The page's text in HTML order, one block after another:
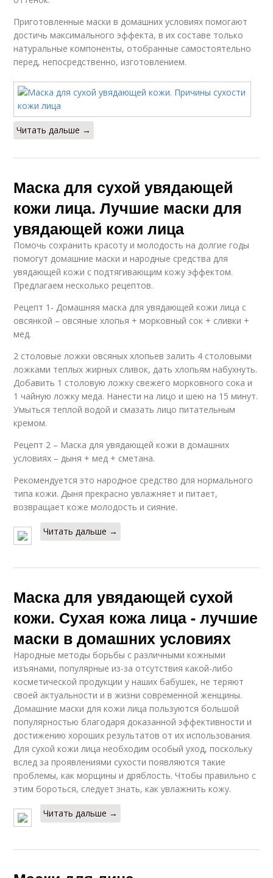
Приготовленные маски в домашних условиях помогают
достичь максимального эффекта, в их составе только
натуральные компоненты, отобранные самостоятельно
перед, непосредственно, изготовлением.
Читать дальше →
Маска для сухой увядающей
кожи лица. Лучшие маски для
увядающей кожи лица
Помочь сохранить красоту и молодость на долгие годы
помогут домашние маски и народные средства для
увядающей кожи с подтягивающим кожу эффектом.
Предлагаем несколько рецептов.
Рецепт 1- Домашняя маска для увядающей кожи лица с
овсянкой – овсяные хлопья + морковный сок + сливки +
мед.
2 столовые ложки овсяных хлопьев залить 4 столовыми
ложками теплых жирных сливок, дать хлопьям набухнуть.
Добавить 1 столовую ложку свежего морковного сока и
1 чайную ложку меда. Нанести на лицо и шею на 15 минут.
Умыться теплой водой и смазать лицо питательным
кремом.
Рецепт 2 – Маска для увядающей кожи в домашних
условиях – дыня + мед + сметана.
Рекомендуется это народное средство для нормального
типа кожи. Дыня прекрасно увлажняет и питает,
возвращает коже молодость и сияние.
Читать дальше →
Маска для увядающей сухой
кожи. Сухая кожа лица - лучшие
маски в домашних условиях
Народные методы борьбы с различными кожными
изъянами, популярные из-за отсутствия какой-либо
косметической продукции у наших бабушек, не теряют
своей актуальности и в жизни современной женщины.
Домашние маски для кожи лица пользуются большой
популярностью благодаря доказанной эффективности и
достижению хороших результатов от их использования.
Для сухой кожи лица необходим особый уход, поскольку
вслед за проявлениями сухости появляются такие
проблемы, как морщины и дряблость. Чтобы правильно с
этим бороться, следует знать, как увлажнить кожу.
Читать дальше →